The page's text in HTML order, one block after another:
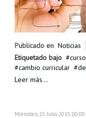
Publicado en Noticias
Etiquetado bajo
cambio curricular
Leer más...
Miércoles, 15 Julio 2015 00:00